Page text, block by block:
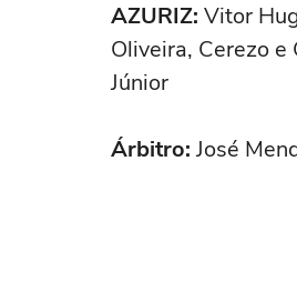
AZURIZ: Vitor
Oliveira, Cerezo e
Júnior
Árbitro: José